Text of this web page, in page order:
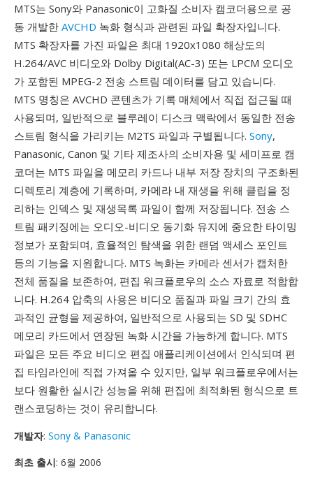
MTS는 Sony와 Panasonic이 고화질 소비자 캠코더용으로 공
동 개발한 AVCHD 녹화 형식과 관련된 파일 확장자입니다.
MTS 확장자를 가진 파일은 최대 1920x1080 해상도의
H.264/AVC 비디오와 Dolby Digital(AC-3) 또는 LPCM 오디오
가 포함된 MPEG-2 전송 스트림 데이터를 담고 있습니다.
MTS 명칭은 AVCHD 콘텐츠가 기록 매체에서 직접 접근될 때
사용되며, 일반적으로 블루레이 디스크 맥락에서 동일한 전송
스트림 형식을 가리키는 M2TS 파일과 구별됩니다. Sony,
Panasonic, Canon 및 기타 제조사의 소비자용 및 세미프로 캠
코더는 MTS 파일을 메모리 카드나 내부 저장 장치의 구조화된
디렉토리 계층에 기록하며, 카메라 내 재생을 위해 클립을 정
리하는 인덱스 및 재생목록 파일이 함께 저장됩니다. 전송 스
트림 패키징에는 오디오-비디오 동기화 유지에 중요한 타이밍
정보가 포함되며, 효율적인 탐색을 위한 랜덤 액세스 포인트
등의 기능을 지원합니다. MTS 녹화는 카메라 센서가 캡처한
전체 품질을 보존하여, 편집 워크플로우의 소스 자료로 적합합
니다. H.264 압축의 사용은 비디오 품질과 파일 크기 간의 효
과적인 균형을 제공하여, 일반적으로 사용되는 SD 및 SDHC
메모리 카드에서 연장된 녹화 시간을 가능하게 합니다. MTS
파일은 모든 주요 비디오 편집 애플리케이션에서 인식되며 편
집 타임라인에 직접 가져올 수 있지만, 일부 워크플로우에서는
보다 원활한 실시간 성능을 위해 편집에 최적화된 형식으로 트
랜스코딩하는 것이 유리합니다.
개발자: Sony & Panasonic
최초 출시: 6월 2006